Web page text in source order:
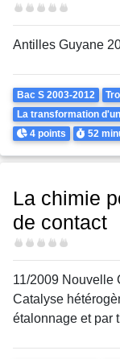
Difficulté
Antilles Guyane
Theme
Bac S 2003-2012
La transformation
Points
4 points Durée
52
La chimie
de contact
Difficulté
11/2009 Nouvelle
Catalyse
étalonnage et par